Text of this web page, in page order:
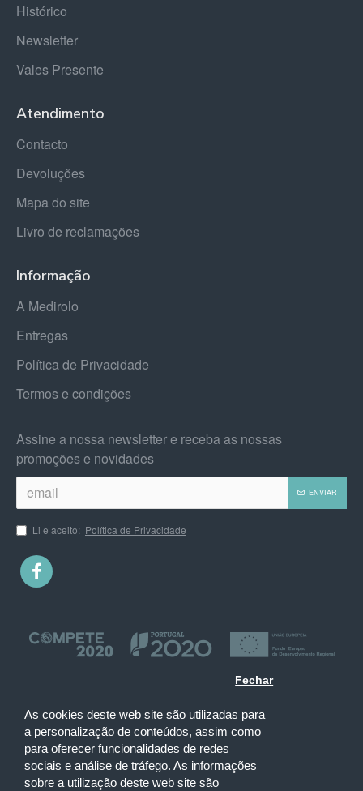
As cookies deste web site são utilizadas para
a personalização de conteúdos, assim como
para oferecer funcionalidades de redes
sociais e análise de tráfego. As informações
sobre a utilização deste web site são
Fechar
Histórico
Newsletter
Vales Presente
Atendimento
Contacto
Devoluções
Mapa do site
Livro de reclamações
Informação
A Medirolo
Entregas
Política de Privacidade
Termos e condições
Assine a nossa newsletter e receba as nossas
promoções e novidades
ENVIAR
Li e aceito: Política de Privacidade